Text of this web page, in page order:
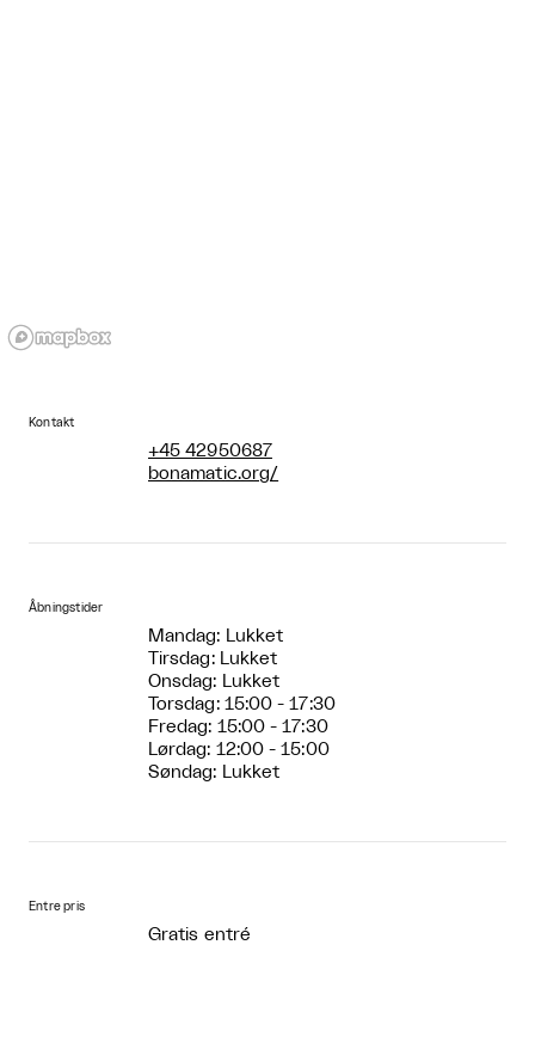
Kontakt
+45 42950687
bonamatic.org/
Åbningstider
Mandag: Lukket
Tirsdag: Lukket
Onsdag: Lukket
Torsdag: 15:00 - 17:30
Fredag: 15:00 - 17:30
Lørdag: 12:00 - 15:00
Søndag: Lukket
Entre pris
Gratis entré